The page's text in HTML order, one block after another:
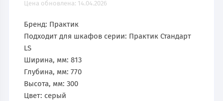
Цена обновлена: 14.04.2026
Бренд: Практик
Подходит для шкафов серии: Практик Стандарт
LS
Ширина, мм: 813
Глубина, мм: 770
Высота, мм: 300
Цвет: серый